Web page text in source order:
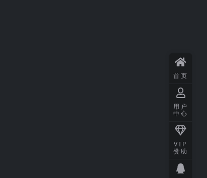
首页
用户
中心
VIP
赞助